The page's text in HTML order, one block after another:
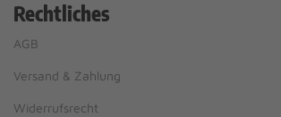
Rechtliches
AGB
Versand & Zahlung
Widerrufsrecht